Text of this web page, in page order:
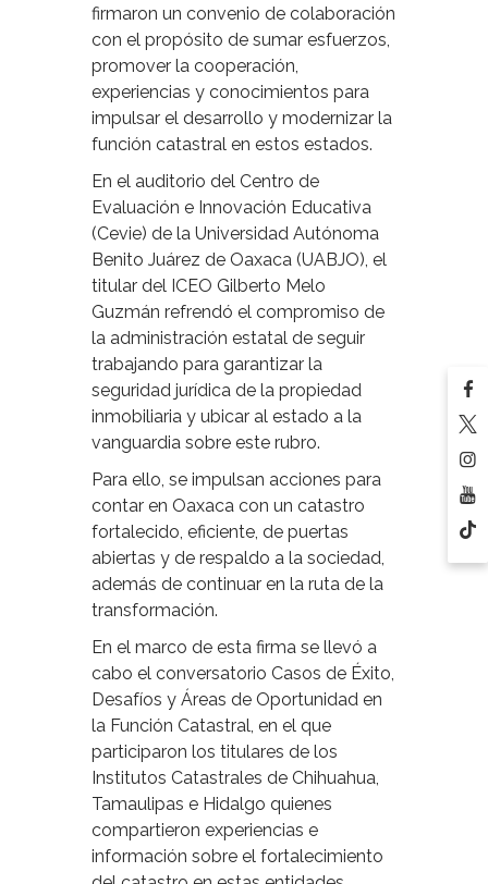
firmaron un convenio de colaboración
con el propósito de sumar esfuerzos,
promover la cooperación,
experiencias y conocimientos para
impulsar el desarrollo y modernizar la
función catastral en estos estados.
En el auditorio del Centro de
Evaluación e Innovación Educativa
(Cevie) de la Universidad Autónoma
Benito Juárez de Oaxaca (UABJO), el
titular del ICEO Gilberto Melo
Guzmán refrendó el compromiso de
la administración estatal de seguir
trabajando para garantizar la
seguridad jurídica de la propiedad
inmobiliaria y ubicar al estado a la
vanguardia sobre este rubro.
Para ello, se impulsan acciones para
contar en Oaxaca con un catastro
fortalecido, eficiente, de puertas
abiertas y de respaldo a la sociedad,
además de continuar en la ruta de la
transformación.
En el marco de esta firma se llevó a
cabo el conversatorio Casos de Éxito,
Desafíos y Áreas de Oportunidad en
la Función Catastral, en el que
participaron los titulares de los
Institutos Catastrales de Chihuahua,
Tamaulipas e Hidalgo quienes
compartieron experiencias e
información sobre el fortalecimiento